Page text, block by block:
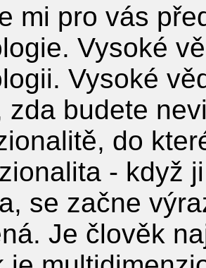
mi pro vás
Vysoké
Vysoké
zda budete
do
- když
se začne
Je člověk